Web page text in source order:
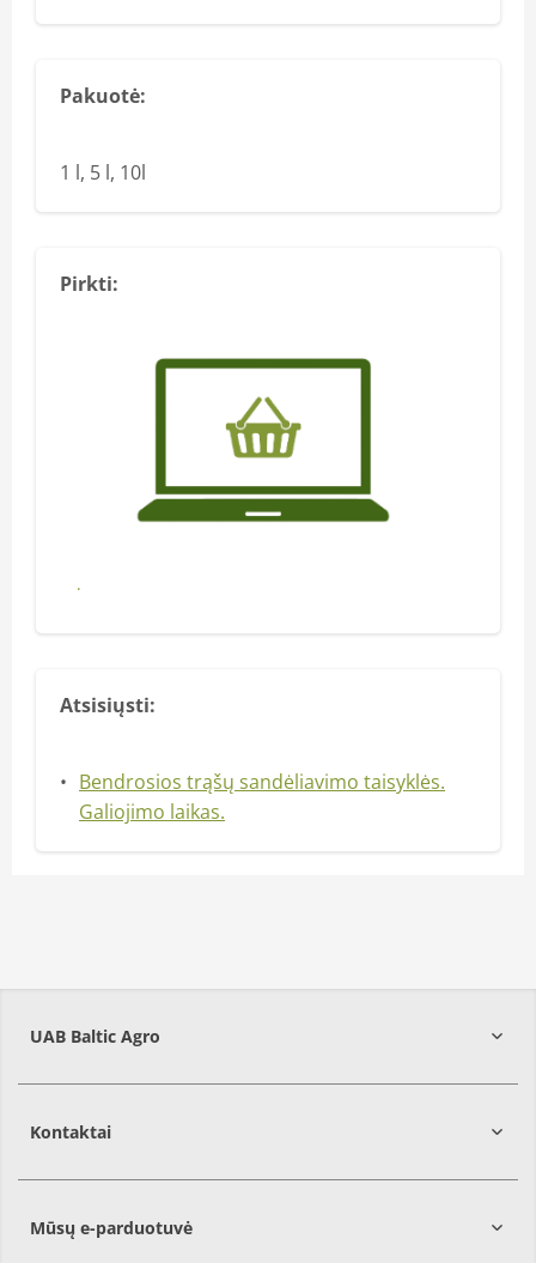
Pakuotė:
1 l, 5 l, 10l
Pirkti:
Pirkti
Atsisiųsti:
Bendrosios trąšų sandėliavimo taisyklės.
Galiojimo laikas.
UAB Baltic Agro
Kontaktai
Mūsų e-parduotuvė